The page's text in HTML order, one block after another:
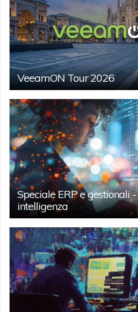
VeeamON Tour 2026
Speciale ERP e gestionali
intelligenza